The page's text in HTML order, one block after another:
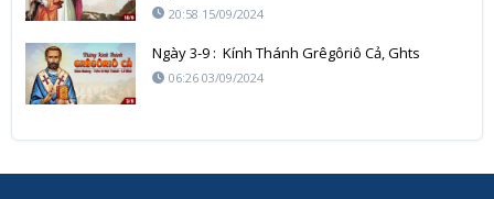
20:58 15/09/2024
Ngày 3-9 : Kính Thánh Grêgôriô Cả, Ghts
06:26 03/09/2024